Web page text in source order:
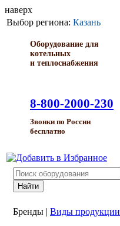
наверх
Выбор региона: Казань
Оборудование для
котельных
и теплоснабжения
8-800-2000-230
Звонки по России
бесплатно
Бренды | Виды продукции